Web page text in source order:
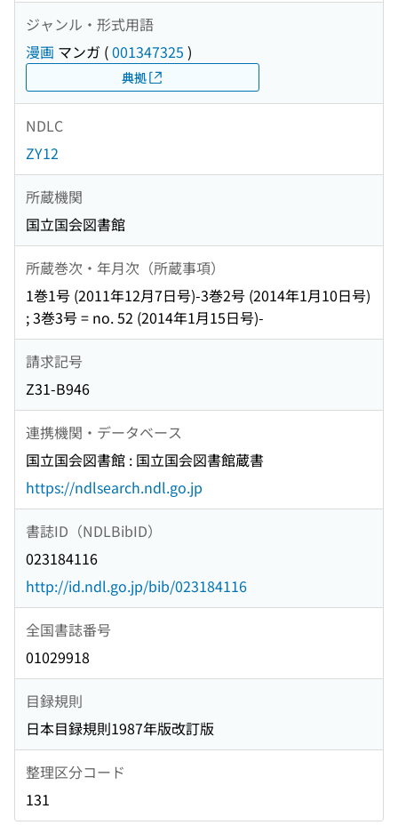
ジャンル・形式用語
漫画 マンガ (001347325 )
典拠
NDLC
ZY12
所蔵機関
国立国会図書館
所蔵巻次・年月次（所蔵事項）
1巻1号 (2011年12月7日号)-3巻2号 (2014年1月10日号)
; 3巻3号 = no. 52 (2014年1月15日号)-
請求記号
Z31-B946
連携機関・データベース
国立国会図書館 : 国立国会図書館蔵書
https://ndlsearch.ndl.go.jp
書誌ID（NDLBibID）
023184116
http://id.ndl.go.jp/bib/023184116
全国書誌番号
01029918
目録規則
日本目録規則1987年版改訂版
整理区分コード
131